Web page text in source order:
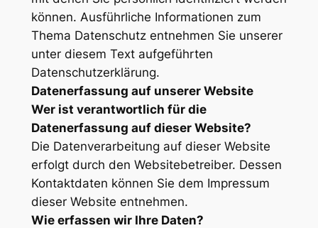
können. Ausführliche Informationen zum
Thema Datenschutz entnehmen Sie unserer
unter diesem Text aufgeführten
Datenschutzerklärung.
Datenerfassung auf unserer Website
Wer ist verantwortlich für die
Datenerfassung auf dieser Website?
Die Datenverarbeitung auf dieser Website
erfolgt durch den Websitebetreiber. Dessen
Kontaktdaten können Sie dem Impressum
dieser Website entnehmen.
Wie erfassen wir Ihre Daten?